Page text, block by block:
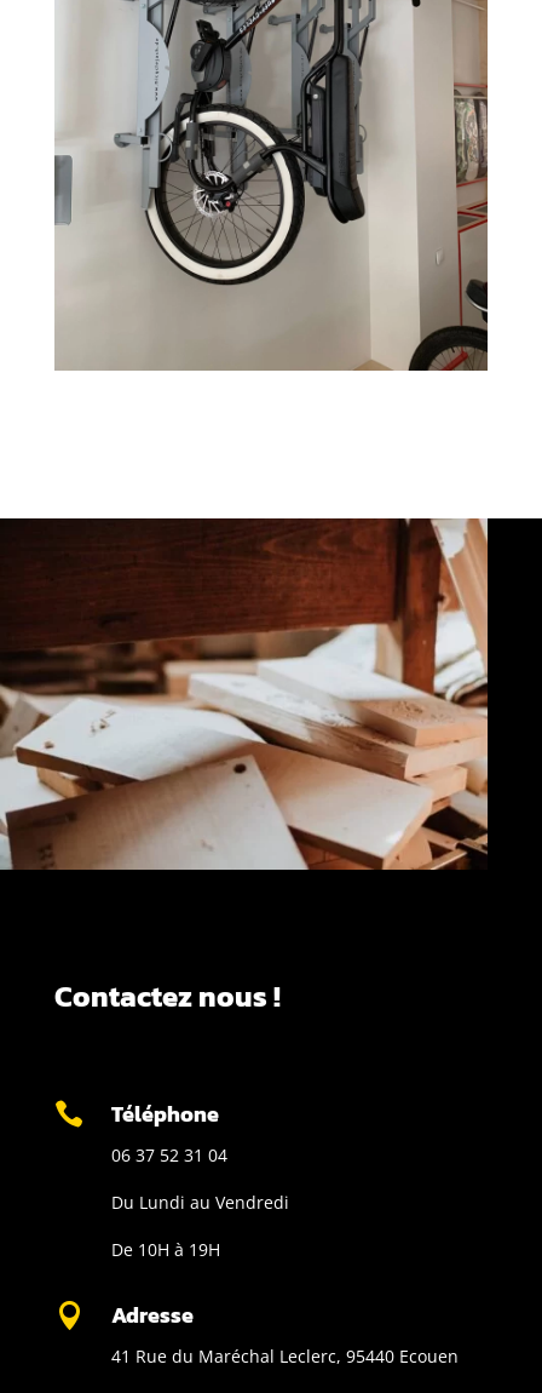
Contactez nous !
 Téléphone
06 37 52 31 04
Du Lundi au Vendredi
De 10H à 19H
 Adresse
41 Rue du Maréchal Leclerc, 95440 Ecouen